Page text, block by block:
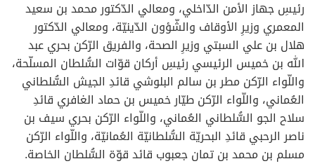
رئيسِ جهاز الأمن الدّاخلي، ومعالي الدّكتور محمد بن سعيد
المعمري وزيرِ الأوقاف والشّؤون الدّينيّة، ومعالي الدّكتور
هلال بن علي السبتي وزيرِ الصحة، والفريق الرّكن بحري عبد
الله بن خميس الرئيسي رئيسِ أركان قوّات السُّلطان المسلّحة،
واللّواء الرّكن مطر بن سالم البلوشي قائدِ الجيش السُّلطاني
العُماني، واللّواء الرّكن طيّار خميس بن حماد الغافري قائدِ
سلاح الجو السُّلطاني العُماني، واللّواء الرّكن بحري سيف بن
ناصر الرحبي قائدِ البحريّة السُّلطانيّة العُمانيّة، واللّواء الرّكن
مسلم بن محمد بن تمان جعبوب قائد قوّة السُّلطان الخاصة.